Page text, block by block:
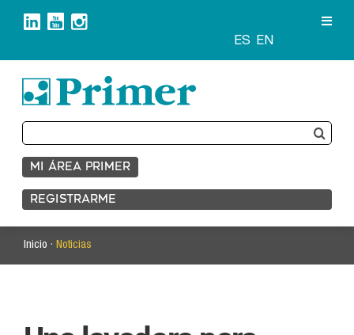
ES EN
Buscar:
MI ÁREA PRIMER
REGISTRARME
Inicio · Noticias